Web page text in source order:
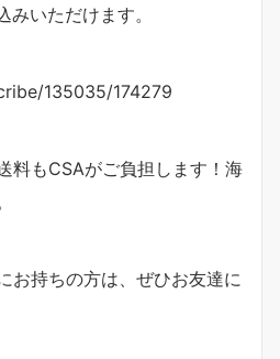
みいただけます。
135035/174279
料もCSAがご負担します！海
お持ちの方は、ぜひお友達に